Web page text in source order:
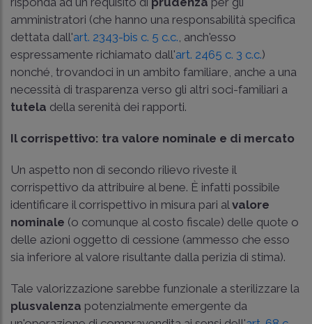
amministratori (che hanno una responsabilità specifica
dettata dall'art. 2343-bis c. 5 c.c. , anch'esso
espressamente richiamato dall'art. 2465 c. 3 c.c.)
nonché, trovandoci in un ambito familiare, anche a una
necessità di trasparenza verso gli altri soci-familiari a
tutela della serenità dei rapporti.
Il corrispettivo: tra valore nominale e di mercato
Un aspetto non di secondo rilievo riveste il
corrispettivo da attribuire al bene. È infatti possibile
identificare il corrispettivo in misura pari al valore
nominale (o comunque al costo fiscale) delle quote o
delle azioni oggetto di cessione (ammesso che esso
sia inferiore al valore risultante dalla perizia di stima).
Tale valorizzazione sarebbe funzionale a sterilizzare la
plusvalenza potenzialmente emergente da